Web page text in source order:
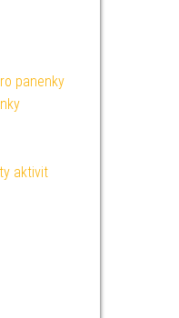
panenky
aktivit